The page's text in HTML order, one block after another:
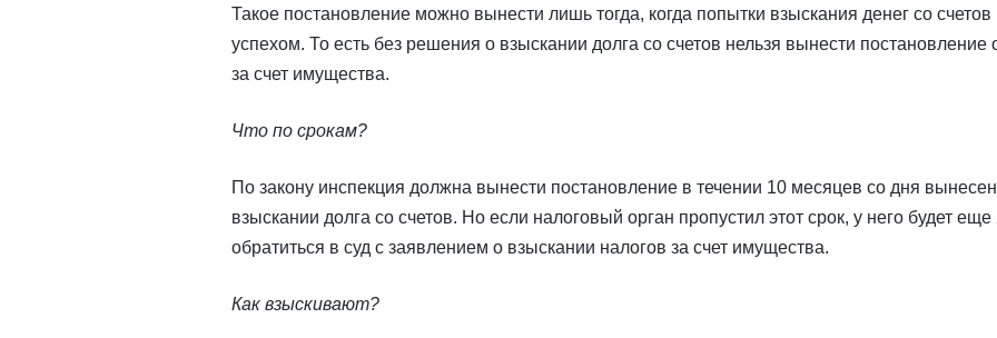
Такое постановление можно вынести лишь тогда, когда попытки взыскания денег со счетов
успехом. То есть без решения о взыскании долга со счетов нельзя вынести постановление
за счет имущества.
Что по срокам?
По закону инспекция должна вынести постановление в течении 10 месяцев со дня
взыскании долга со счетов. Но если налоговый орган пропустил этот срок, у него будет еще
обратиться в суд с заявлением о взыскании налогов за счет имущества.
Как взыскивают?